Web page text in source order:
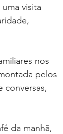
visita
nos
pelos
conversas,
da manhã,